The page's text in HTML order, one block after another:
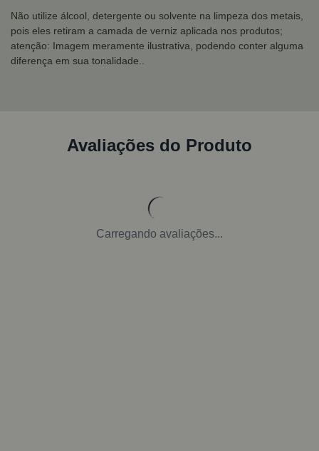
Não utilize álcool, detergente ou solvente na limpeza dos metais,
pois eles retiram a camada de verniz aplicada nos produtos;
atenção: Imagem meramente ilustrativa, podendo conter alguma
diferença em sua tonalidade..
Avaliações do Produto
Carregando avaliações...